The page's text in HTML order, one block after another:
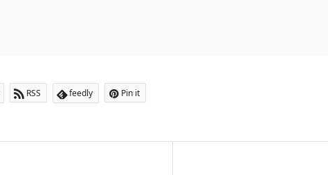
RSS feedly Pin it